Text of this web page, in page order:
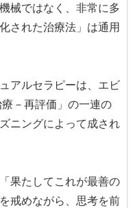
械ではなく、非常に多
された治療法」は通用
アルセラピーは、エビ
療－再評価」の一連の
ニングによって成され
果たしてこれが最善の
戒めながら、思考を前